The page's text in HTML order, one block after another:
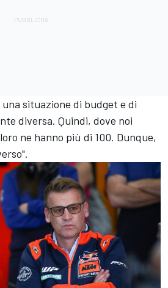
situazione di budget e di
diversa. Quindi, dove noi
ne hanno più di 100. Dunque,